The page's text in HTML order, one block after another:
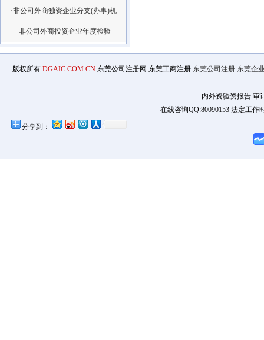
·非公司外商独资企业分支(办事)机
·非公司外商投资企业年度检验
版权所有:DGAIC.COM.CN东莞公司注册网 东莞工商注册 东莞公司注册 东莞企
内外资验资报告 审
在线咨询QQ:80090153 法定工作
分享到：